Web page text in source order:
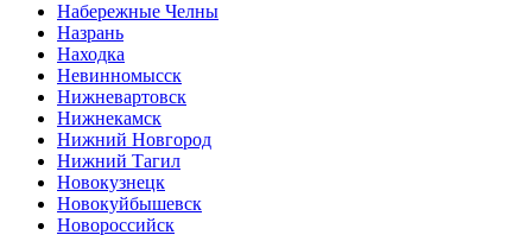
Набережные Челны
Назрань
Находка
Невинномысск
Нижневартовск
Нижнекамск
Нижний Новгород
Нижний Тагил
Новокузнецк
Новокуйбышевск
Новороссийск